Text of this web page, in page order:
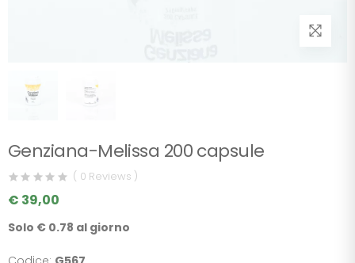
Genziana-Melissa 200 capsule
( 0 Reviews )
€ 39,00
Solo € 0.78 al giorno